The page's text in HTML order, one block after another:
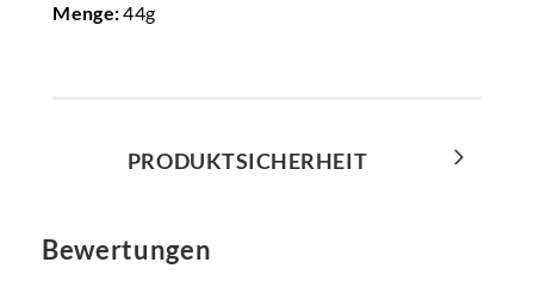
Menge:44g
PRODUKTSICHERHEIT
Bewertungen